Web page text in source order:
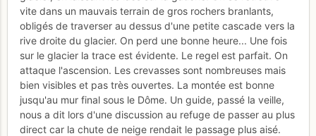
vite dans un mauvais terrain de gros rochers branlants,
obligés de traverser au dessus d'une petite cascade vers la
rive droite du glacier. On perd une bonne heure... Une fois
sur le glacier la trace est évidente. Le regel est parfait. On
attaque l'ascension. Les crevasses sont nombreuses mais
bien visibles et pas très ouvertes. La montée est bonne
jusqu'au mur final sous le Dôme. Un guide, passé la veille,
nous a dit lors d'une discussion au refuge de passer au plus
direct car la chute de neige rendait le passage plus aisé.